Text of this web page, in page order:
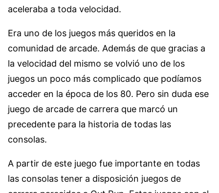
aceleraba a toda velocidad.
Era uno de los juegos más queridos en la
comunidad de arcade. Además de que gracias a
la velocidad del mismo se volvió uno de los
juegos un poco más complicado que podíamos
acceder en la época de los 80. Pero sin duda ese
juego de arcade de carrera que marcó un
precedente para la historia de todas las
consolas.
A partir de este juego fue importante en todas
las consolas tener a disposición juegos de